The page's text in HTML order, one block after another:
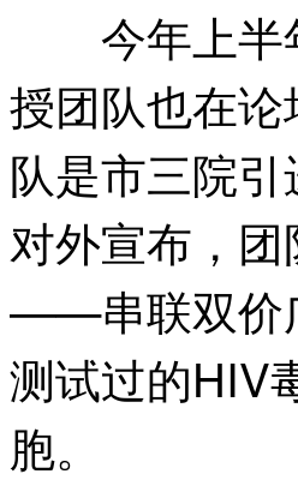
今年上半
授团队也在
队是市三院
对外宣布，
——串联双价
测试过的HIV
胞。